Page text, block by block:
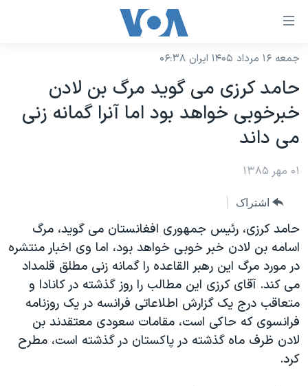
لینکهای
دسترسی
جهش
محتوای
اصلی
صفحه
جهش
به
جستجو
نسخه سبک وب‌سایت
موضوع ها
ایران
آمریکا
جهان
ورزشی
گزیده‌ها
ویژه برنامه‌ها
ویدیوها
فرهنگ و زندگی
حقوق شهروندی
برنامه های تلویزیونی
جدول برنامه ها
صفحه‌های ویژه
جام جهانی ۲۰۲۶
عملیات خشم حماسی
۲۵۰سالگی آمریکا
بایگانی برنامه‌های تلویزیونی
مستندها
انتخابات ریاست جمهوری آمریکا ۲۰۲۴
فرکانس‌های صدای آمریکا
پخش رادیویی
یادگیری زبان انگلیسی
دنبال کنید
جمعه ۱۶ مرداد ۱۴۰۵ ایران ۰۶:۳۸
حامد کرزی می گويد مرگ بن لادن
خبرخوبی خواهد بود اما آنرا گمانه زنی
می داند
۰۱ مهر ۱۳۸۵
اشتراک
حامد کرزی، رئيس جمهوری افغانستان می گويد، مرگ
اسامه بن لادن خبر خوبی خواهد بود، اما وی اخبار منتشره
در مورد مرگ اين رهبر القاعده را گمانه زنی مطلق قلمداد
می کند. آقای کرزی اين مطالب را روز گذشته در کانادا و
متعاقب درج يک گزارش اطلاعاتی فرانسه در يک روزنامه
فرانسوی که حاکی است، مقامات سعودی معتقدند بن
لادن ظرف ماه گذشته در پاکستان در گذشته است، مطرح
کرد.